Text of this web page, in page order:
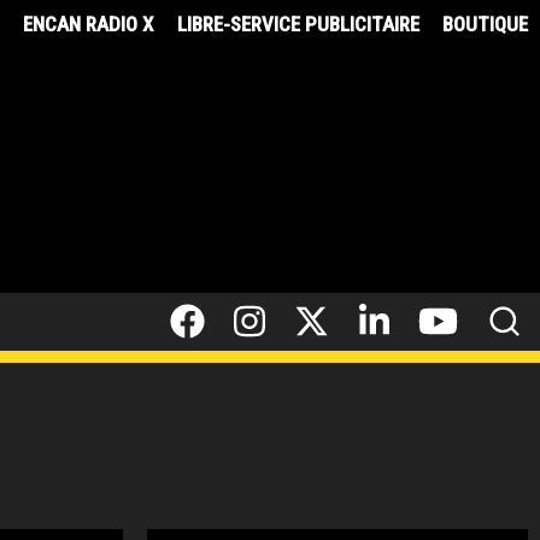
ENCAN RADIO X LIBRE-SERVICE PUBLICITAIRE BOUTIQUE